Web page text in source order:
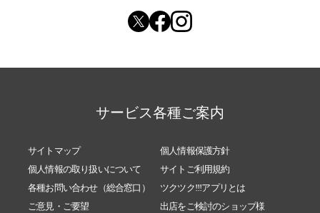
サービス各種ご案内
サイトマップ
個人情報保護方針
個人情報の取り扱いについて
サイトご利用規約
各種お問い合わせ（総合窓口）
ツクツク!!!アプリとは
ご意見・ご要望
出店をご検討のショップ様